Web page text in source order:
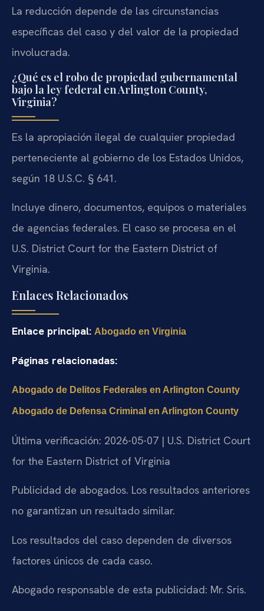
La reducción depende de las circunstancias
específicas del caso y del valor de la propiedad
involucrada.
¿Qué es el robo de propiedad gubernamental
bajo la ley federal en Arlington County,
Virginia?
Es la apropiación ilegal de cualquier propiedad
perteneciente al gobierno de los Estados Unidos,
según 18 U.S.C. § 641.
Incluye dinero, documentos, equipos o materiales
de agencias federales. El caso se procesa en el
U.S. District Court for the Eastern District of
Virginia.
Enlaces Relacionados
Enlace principal: Abogado en Virginia
Páginas relacionadas:
Abogado de Delitos Federales en Arlington County
Abogado de Defensa Criminal en Arlington County
Última verificación: 2026-05-07 | U.S. District Court
for the Eastern District of Virginia
Publicidad de abogados. Los resultados anteriores
no garantizan un resultado similar.
Los resultados del caso dependen de diversos
factores únicos de cada caso.
Abogado responsable de esta publicidad: Mr. Sris.